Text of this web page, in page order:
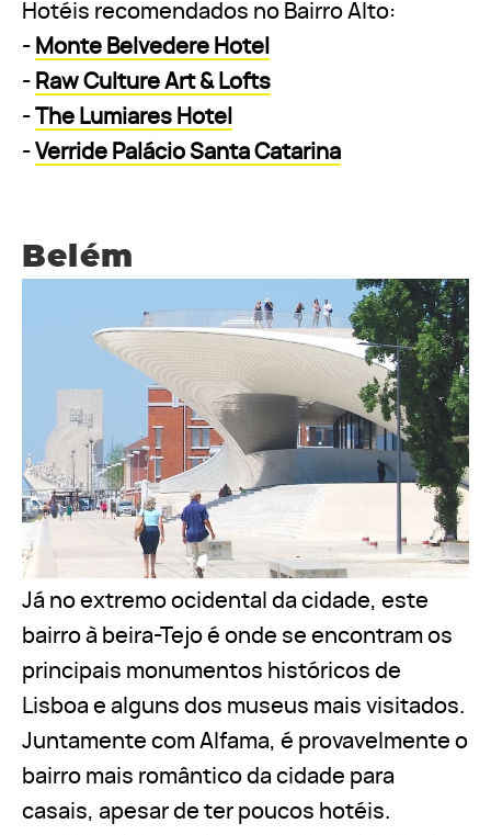
Hotéis recomendados no Bairro Alto:
- Monte Belvedere Hotel
- Raw Culture Art & Lofts
-
The Lumiares Hotel
- Verride Palácio Santa Catarina
Belém
Já no extremo ocidental da cidade, este
bairro à beira-Tejo é onde se encontram os
principais monumentos históricos de
Lisboa e alguns dos museus mais visitados.
Juntamente com Alfama, é provavelmente o
bairro mais romântico da cidade para
casais, apesar de ter poucos hotéis.